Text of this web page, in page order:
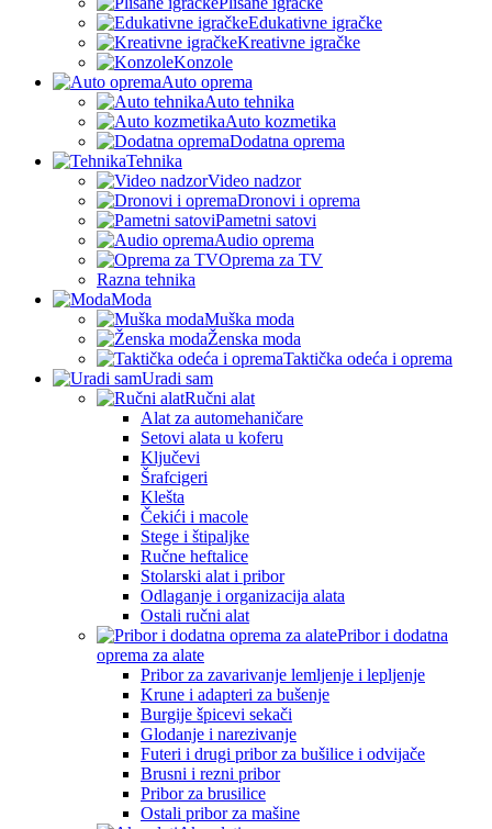
Edukativne igračke
Kreativne igračke
Konzole
Auto oprema
Auto tehnika
Auto kozmetika
Dodatna oprema
Tehnika
Video nadzor
Dronovi i oprema
Pametni satovi
Audio oprema
Oprema za TV
Razna tehnika
Moda
Muška moda
Ženska moda
Taktička odeća i oprema
Uradi sam
Ručni alat
Alat za automehaničare
Setovi alata u koferu
Ključevi
Šrafcigeri
Klešta
Čekići i macole
Stege i štipaljke
Ručne heftalice
Stolarski alat i pribor
Odlaganje i organizacija alata
Ostali ručni alat
Pribor i dodatna
oprema za alate
Pribor za zavarivanje lemljenje i lepljenje
Krune i adapteri za bušenje
Burgije špicevi sekači
Glodanje i narezivanje
Futeri i drugi pribor za bušilice i odvijače
Brusni i rezni pribor
Pribor za brusilice
Ostali pribor za mašine